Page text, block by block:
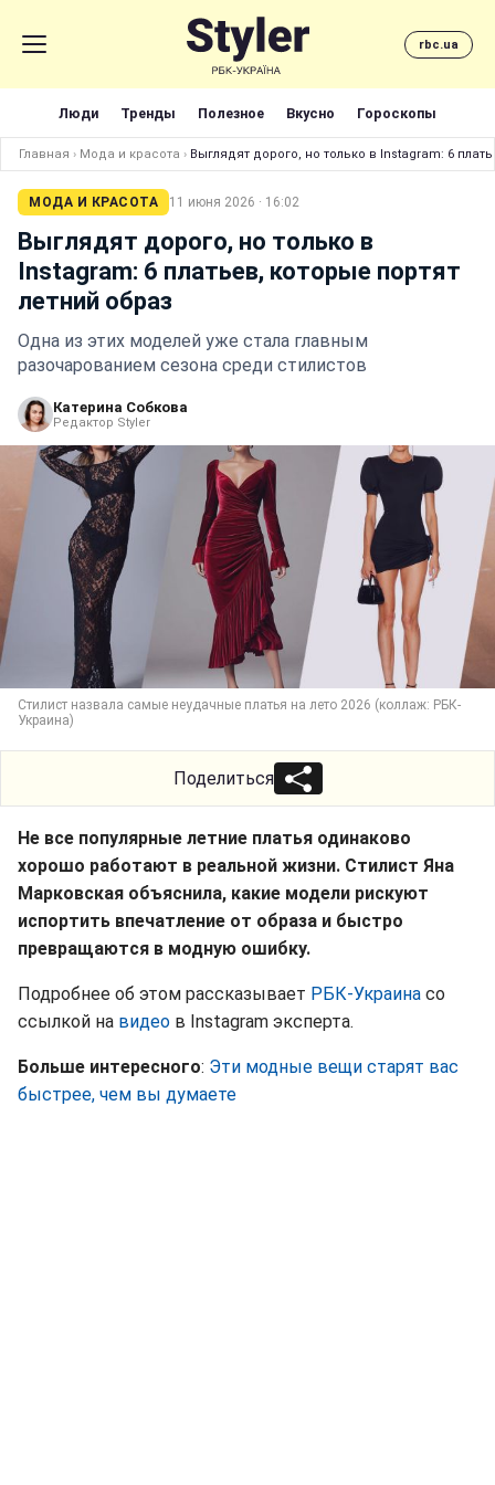
rbc.ua
Люди Тренды Полезное Вкусно Гороскопы
Главная › Мода и красота › Выглядят дорого, но только в Instagram: 6
МОДА И КРАСОТА 11 июня 2026 · 16:02
Выглядят дорого, но только в
Instagram: 6 платьев, которые портят
летний образ
Одна из этих моделей уже стала главным
разочарованием сезона среди стилистов
Катерина Собкова
Редактор Styler
Стилист назвала самые неудачные платья на лето 2026 (коллаж: РБК-
Украина)
Поделиться
Не все популярные летние платья одинаково
хорошо работают в реальной жизни. Стилист Яна
Марковская объяснила, какие модели рискуют
испортить впечатление от образа и быстро
превращаются в модную ошибку.
Подробнее об этом рассказывает РБК-Украина со
ссылкой на видео в Instagram эксперта.
Больше интересного: Эти модные вещи старят вас
быстрее, чем вы думаете